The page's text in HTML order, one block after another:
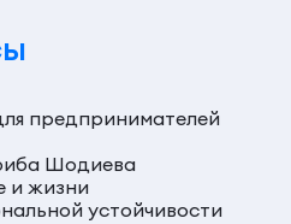
предпринимателей
Шодиева
и жизни
устойчивости